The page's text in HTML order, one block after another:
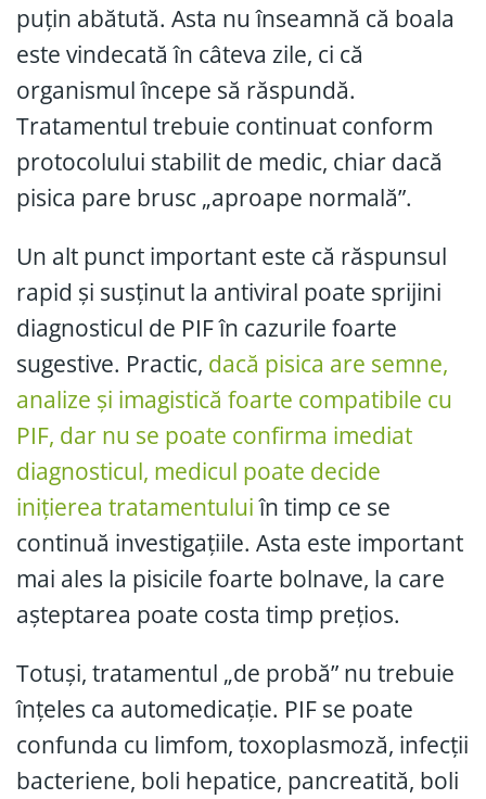
puțin abătută. Asta nu înseamnă că boala
este vindecată în câteva zile, ci că
organismul începe să răspundă.
Tratamentul trebuie continuat conform
protocolului stabilit de medic, chiar dacă
pisica pare brusc „aproape normală”.
Un alt punct important este că răspunsul
rapid și susținut la antiviral poate sprijini
diagnosticul de PIF în cazurile foarte
sugestive. Practic, dacă pisica are semne,
analize și imagistică foarte compatibile cu
PIF, dar nu se poate confirma imediat
diagnosticul, medicul poate decide
inițierea tratamentuluiîn timp ce se
continuă investigațiile. Asta este important
mai ales la pisicile foarte bolnave, la care
așteptarea poate costa timp prețios.
Totuși, tratamentul „de probă” nu trebuie
înțeles ca automedicație. PIF se poate
confunda cu limfom, toxoplasmoză, infecții
bacteriene, boli hepatice, pancreatită, boli